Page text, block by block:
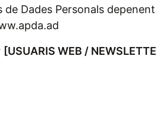
Dades Personals depenent
[USUARIS WEB /